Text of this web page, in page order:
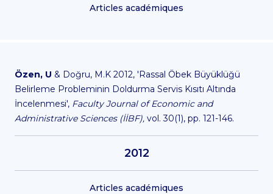
Articles académiques
Özen, U & Doğru, M.K 2012, 'Rassal Öbek Büyüklüğü
Belirleme Probleminin Doldurma Servis Kısıtı Altında
İncelenmesi', Faculty Journal of Economic and
Administrative Sciences (İİBF), vol. 30(1), pp. 121-146.
2012
Articles académiques